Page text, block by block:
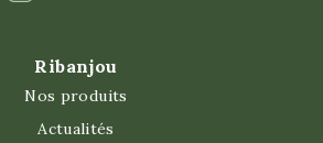
Ribanjou
Nos produits
Actualités